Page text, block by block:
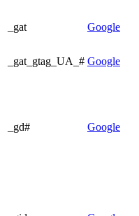
_gat Google
_gat_gtag_UA_# Google
_gd# Google